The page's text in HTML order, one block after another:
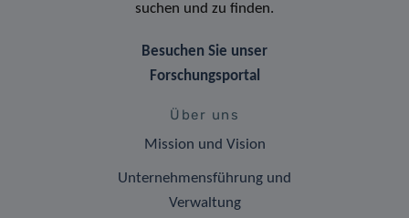
suchen und zu finden.
Besuchen Sie unser
Forschungsportal
Über uns
Mission und Vision
Unternehmensführung und
Verwaltung